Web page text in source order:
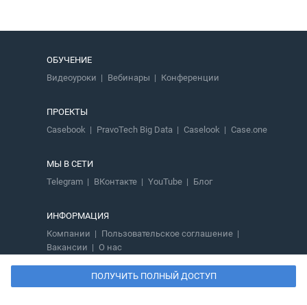
ПОЛУЧИТЬ ПОЛНЫЙ ДОСТУП
ОБУЧЕНИЕ
Видеоуроки
Вебинары Конференции
ПРОЕКТЫ
Casebook
PravoTech Big Data Caselook Case.one
МЫ В СЕТИ
Telegram
ВКонтакте YouTube Блог
ИНФОРМАЦИЯ
Компании
Пользовательское соглашение
Вакансии
О нас